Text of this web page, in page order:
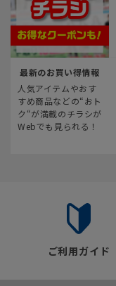
最新のお買い得情報
人気アイテムやおす
すめ商品などの“おト
ク“が満載のチラシが
Webでも見られる！
ご利用ガイド